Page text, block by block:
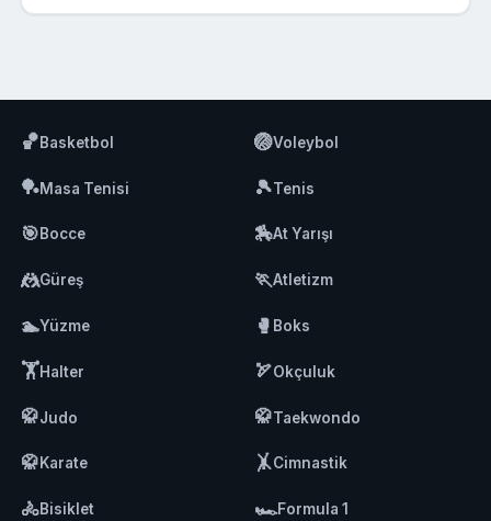
🏀Basketbol 🏐Voleybol
🏓Masa Tenisi 🎾Tenis
🎯Bocce 🏇At Yarışı
🤼Güreş 🏃Atletizm
🏊Yüzme 🥊 Boks
🏋️Halter 🏹Okçuluk
🥋Judo 🥋Taekwondo
🥋Karate 🤸Cimnastik
🚴Bisiklet 🏎️Formula 1